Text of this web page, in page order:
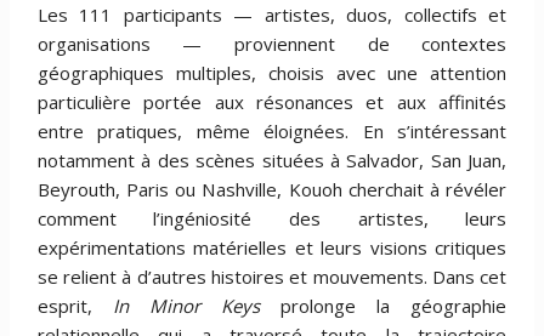
Les 111 participants — artistes, duos, collectifs et
organisations — proviennent de contextes
géographiques multiples, choisis avec une attention
particulière portée aux résonances et aux affinités
entre pratiques, même éloignées. En s’intéressant
notamment à des scènes situées à Salvador, San Juan,
Beyrouth, Paris ou Nashville, Kouoh cherchait à révéler
comment l’ingéniosité des artistes, leurs
expérimentations matérielles et leurs visions critiques
se relient à d’autres histoires et mouvements. Dans cet
esprit, In Minor Keysprolonge la géographie